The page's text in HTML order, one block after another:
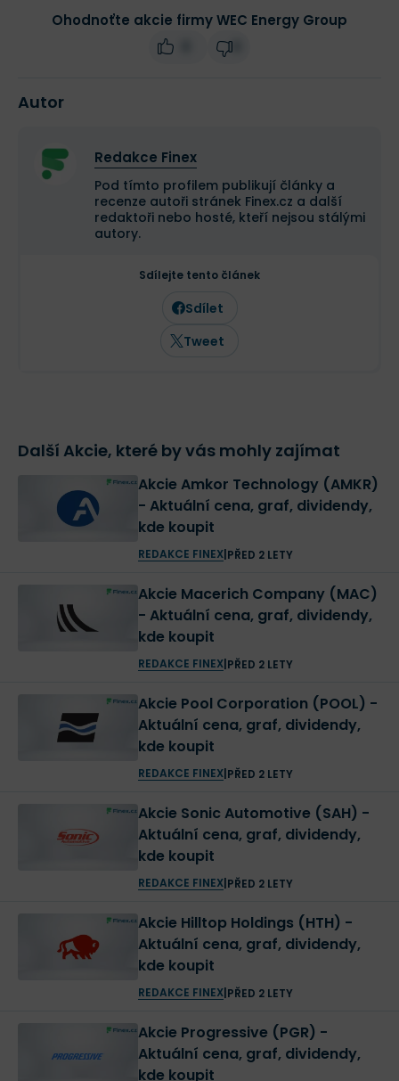
Ohodnoťte akcie firmy WEC Energy Group
Autor
Redakce Finex
Pod tímto profilem publikují články a
recenze autoři stránek Finex.cz a další
redaktoři nebo hosté, kteří nejsou stálými
autory.
Sdílejte tento článek
Sdílet
Tweet
Další Akcie, které by vás mohly zajímat
Akcie Amkor Technology (AMKR)
- Aktuální cena, graf, dividendy,
kde koupit
REDAKCE FINEX| PŘED 2 LETY
Akcie Macerich Company (MAC)
- Aktuální cena, graf, dividendy,
kde koupit
REDAKCE FINEX| PŘED 2 LETY
Akcie Pool Corporation (POOL) -
Aktuální cena, graf, dividendy,
kde koupit
REDAKCE FINEX| PŘED 2 LETY
Akcie Sonic Automotive (SAH) -
Aktuální cena, graf, dividendy,
kde koupit
REDAKCE FINEX| PŘED 2 LETY
Akcie Hilltop Holdings (HTH) -
Aktuální cena, graf, dividendy,
kde koupit
REDAKCE FINEX| PŘED 2 LETY
Akcie Progressive (PGR) -
Aktuální cena, graf, dividendy,
kde koupit